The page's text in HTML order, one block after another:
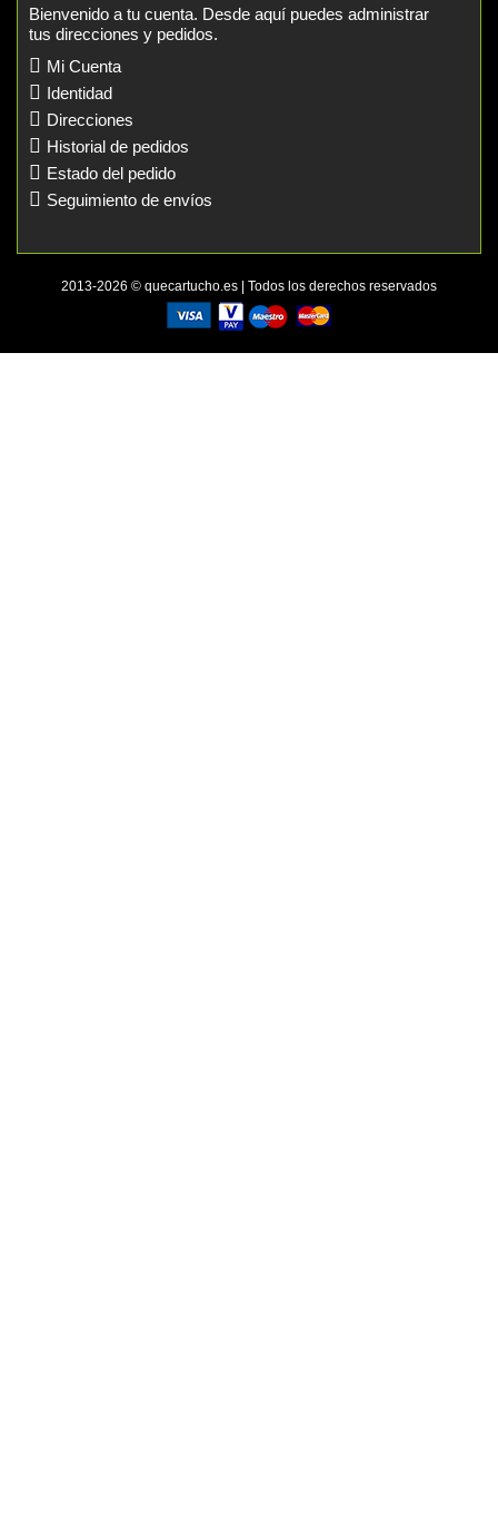
Bienvenido a tu cuenta. Desde aquí puedes administrar
tus direcciones y pedidos.
Mi Cuenta
Identidad
Direcciones
Historial de pedidos
Estado del pedido
Seguimiento de envíos
2013-2026 © quecartucho.es | Todos los derechos reservados